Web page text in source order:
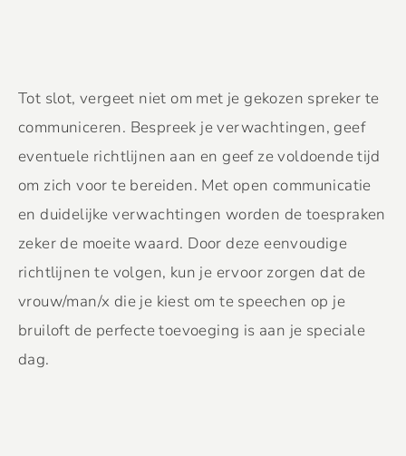
Tot slot, vergeet niet om met je gekozen spreker te
communiceren. Bespreek je verwachtingen, geef
eventuele richtlijnen aan en geef ze voldoende tijd
om zich voor te bereiden. Met open communicatie
en duidelijke verwachtingen worden de toespraken
zeker de moeite waard. Door deze eenvoudige
richtlijnen te volgen, kun je ervoor zorgen dat de
vrouw/man/x die je kiest om te speechen op je
bruiloft de perfecte toevoeging is aan je speciale
dag.